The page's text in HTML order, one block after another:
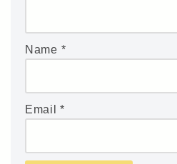
Name *
Email*